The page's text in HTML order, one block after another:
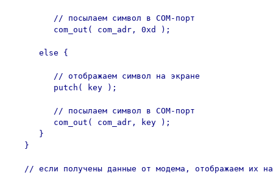
         // посылаем символ в COM-порт
         com_out( com_adr, 0xd );
      else {
         // отображаем символ на экране
         putch( key );
         // посылаем символ в COM-порт
         com_out( com_adr, key );
      }
   }
// если получены данные от модема, отображаем их